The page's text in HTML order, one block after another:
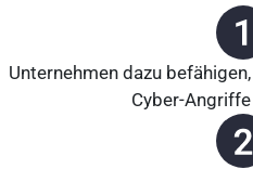
Unternehmen dazu
Cyber-